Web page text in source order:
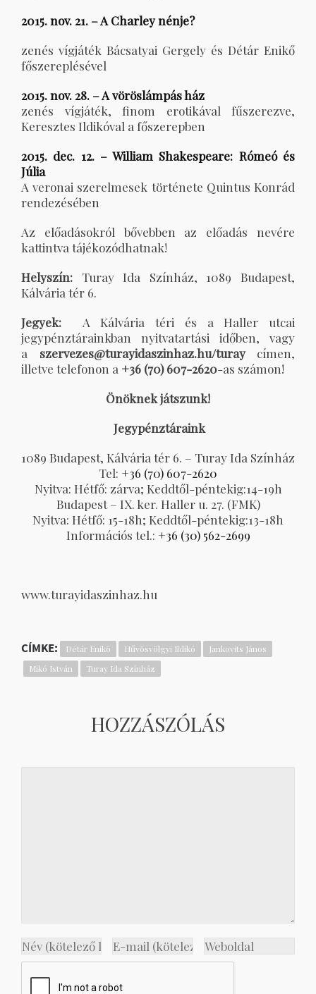
2015. nov. 21. – A Charley nénje?
zenés vígjáték Bácsatyai Gergely és Détár Enikő
főszereplésével
2015. nov. 28. – A vöröslámpás ház
zenés vígjáték, finom erotikával fűszerezve,
Keresztes Ildikóval a főszerepben
2015. dec. 12. – William Shakespeare: Rómeó és
Júlia
A veronai szerelmesek története Quintus Konrád
rendezésében
Az előadásokról bővebben az előadás nevére
kattintva tájékozódhatnak!
Helyszín: Turay Ida Színház, 1089 Budapest,
Kálvária tér 6.
Jegyek:
A Kálvária téri és a Haller utcai
jegypénztárainkban nyitvatartási időben, vagy
a szervezes@turayidaszinhaz.hu/turaycímen,
illetve telefonon a +36 (70) 607-2620-as számon!
Önöknek játszunk!
Jegypénztáraink
1089 Budapest, Kálvária tér 6. – Turay Ida Színház
Tel: +36 (70) 607-2620
Nyitva: Hétfő: zárva; Keddtől-péntekig:14-19h
Budapest – IX. ker. Haller u. 27. (FMK)
Nyitva: Hétfő: 15-18h; Keddtől-péntekig:13-18h
Információs tel.: +36 (30) 562-2699
www.turayidaszinhaz.hu
CÍMKE: Détár Enikö Hűvösvölgyi Ildikó
Jankovits János
Mikó István
Turay Ida Színház
HOZZÁSZÓLÁS